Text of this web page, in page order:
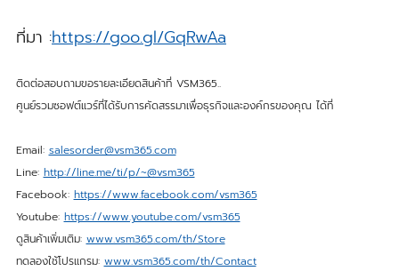
ที่มา :https://goo.gl/GqRwAa
ติดต่อสอบถามขอรายละเอียดสินค้าที่ VSM365..
ศูนย์รวมซอฟต์แวร์ที่ได้รับการคัดสรรมาเพื่อธุรกิจและองค์กรของคุณ ได้ที่
Email: salesorder@vsm365.com
Line: http://line.me/ti/p/~@vsm365
Facebook: https://www.facebook.com/vsm365
Youtube: https://www.youtube.com/vsm365
ดูสินค้าเพิ่มเติม: www.vsm365.com/th/Store
ทดลองใช้โปรแกรม: www.vsm365.com/th/Contact